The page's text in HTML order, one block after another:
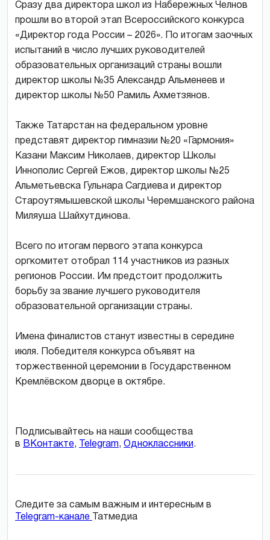
Сразу два директора школ из Набережных Челнов
прошли во второй этап Всероссийского конкурса
«Директор года России – 2026». По итогам заочных
испытаний в число лучших руководителей
образовательных организаций страны вошли
директор школы №35 Александр Альменеев и
директор школы №50 Рамиль Ахметзянов.
Также Татарстан на федеральном уровне
представят директор гимназии №20 «Гармония»
Казани Максим Николаев, директор Школы
Иннополис Сергей Ежов, директор школы №25
Альметьевска Гульнара Сагдиева и директор
Староутямышевской школы Черемшанского района
Миляуша Шайхутдинова.
Всего по итогам первого этапа конкурса
оргкомитет отобрал 114 участников из разных
регионов России. Им предстоит продолжить
борьбу за звание лучшего руководителя
образовательной организации страны.
Имена финалистов станут известны в середине
июля. Победителя конкурса объявят на
торжественной церемонии в Государственном
Кремлёвском дворце в октябре.
Подписывайтесь на наши сообщества
в ВКонтакте, Telegram, Одноклассники .
Следите за самым важным и интересным в
Telegram-канале
Татмедиа